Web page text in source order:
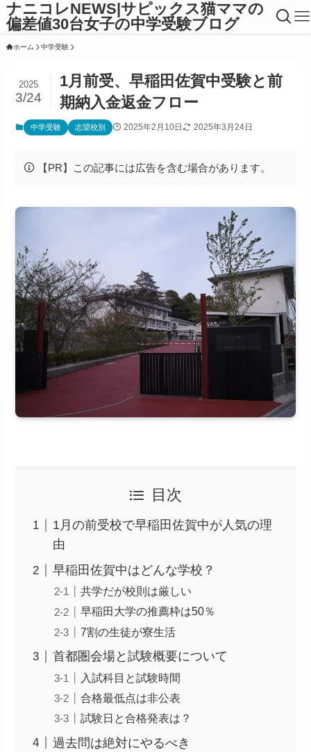
ナニコレNEWS|サピックス猫ママの
偏差値30台女子の中学受験ブログ
ホーム 中学受験
1月前受、早稲田佐賀中受験と前
期納入金返金フロー
2025
3/24
中学受験 志望校別 2025年2月10日 2025年3月24日
【PR】この記事には広告を含む場合があります。
目次
1月の前受校で早稲田佐賀中が人気の理
由
早稲田佐賀中はどんな学校？
共学だが校則は厳しい
早稲田大学の推薦枠は50％
7割の生徒が寮生活
首都圏会場と試験概要について
入試科目と試験時間
合格最低点は非公表
試験日と合格発表は？
過去問は絶対にやるべき